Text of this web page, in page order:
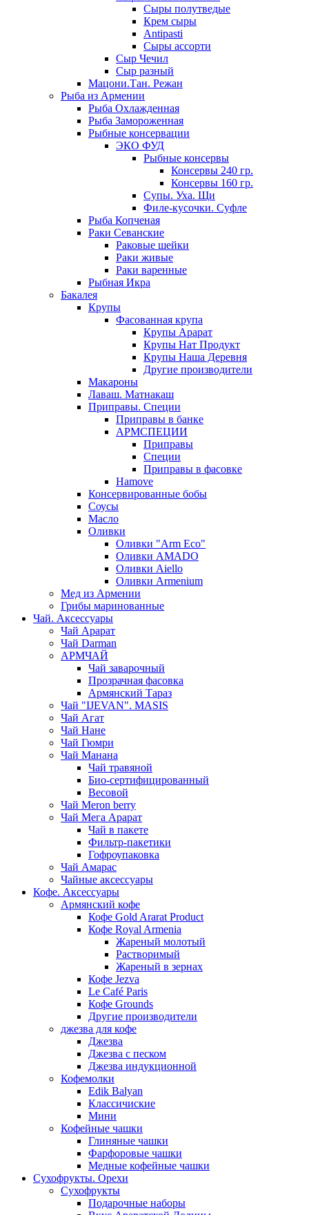
Сыры полутведые
Крем сыры
Antipasti
Сыры ассорти
Сыр Чечил
Сыр разный
Мацони.Тан. Режан
Рыба из Армении
Рыба Охлажденная
Рыба Замороженная
Рыбные консервации
ЭКО ФУД
Рыбные консервы
Консервы 240 гр.
Консервы 160 гр.
Супы. Уха. Щи
Филе-кусочки. Суфле
Рыба Копченая
Раки Севанские
Раковые шейки
Раки живые
Раки варенные
Рыбная Икра
Бакалея
Крупы
Фасованная крупа
Крупы Арарат
Крупы Нат Продукт
Крупы Наша Деревня
Другие производители
Макароны
Лаваш. Матнакаш
Приправы. Специи
Приправы в банке
АРМСПЕЦИИ
Приправы
Специи
Приправы в фасовке
Hamove
Консервированные бобы
Соусы
Масло
Оливки
Оливки "Arm Eco"
Оливки AMADO
Оливки Aiello
Оливки Armenium
Мед из Армении
Грибы маринованные
Чай. Аксессуары
Чай Арарат
Чай Darman
АРМЧАЙ
Чай заварочный
Прозрачная фасовка
Армянский Тараз
Чай "IJEVAN". MASIS
Чай Агат
Чай Нане
Чай Гюмри
Чай Манана
Чай травяной
Био-сертифицированный
Весовой
Чай Meron berry
Чай Мега Арарат
Чай в пакете
Фильтр-пакетики
Гофроупаковка
Чай Амарас
Чайные аксессуары
Кофе. Аксессуары
Армянский кофе
Кофе Gold Ararat Product
Кофе Royal Armenia
Жареный молотый
Растворимый
Жареный в зернах
Кофе Jezva
Le Café Paris
Кофе Grounds
Другие производители
джезва для кофе
Джезва
Джезва с песком
Джезва индукционной
Кофемолки
Edik Balyan
Классичиские
Мини
Кофейные чашки
Глиняные чашки
Фарфоровые чашки
Медные кофейные чашки
Сухофрукты. Орехи
Сухофрукты
Подарочные наборы